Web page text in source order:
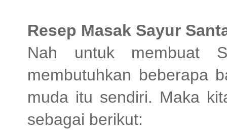
Resep Masak Sayur
Nah untuk membuat
membutuhkan beberapa
muda itu sendiri. Maka
sebagai berikut: